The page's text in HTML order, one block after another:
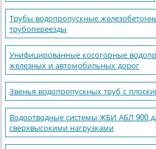
Трубы водопропускные
трубопереезды
Унифицированные косогорные
железных и автомобильных дорог
Звенья водопропускных труб с
Водоотводные системы ЖБИ АБЛ 900
сверхвысокими нагрузками